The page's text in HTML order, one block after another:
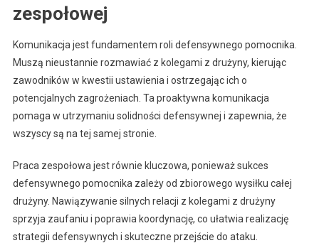
zespołowej
Komunikacja jest fundamentem roli defensywnego pomocnika.
Muszą nieustannie rozmawiać z kolegami z drużyny, kierując
zawodników w kwestii ustawienia i ostrzegając ich o
potencjalnych zagrożeniach. Ta proaktywna komunikacja
pomaga w utrzymaniu solidności defensywnej i zapewnia, że
wszyscy są na tej samej stronie.
Praca zespołowa jest równie kluczowa, ponieważ sukces
defensywnego pomocnika zależy od zbiorowego wysiłku całej
drużyny. Nawiązywanie silnych relacji z kolegami z drużyny
sprzyja zaufaniu i poprawia koordynację, co ułatwia realizację
strategii defensywnych i skuteczne przejście do ataku.